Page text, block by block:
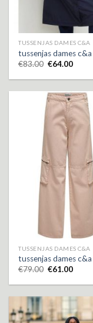
TUSSENJAS DAMES C&A
tussenjas dames c&a
€83.00 €64.00
TUSSENJAS DAMES C&A
tussenjas dames c&a
€79.00 €61.00